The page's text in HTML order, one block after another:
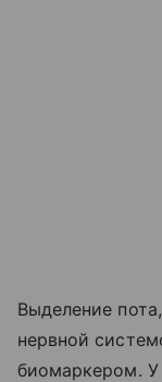
Выделение
нервной
биомаркером.